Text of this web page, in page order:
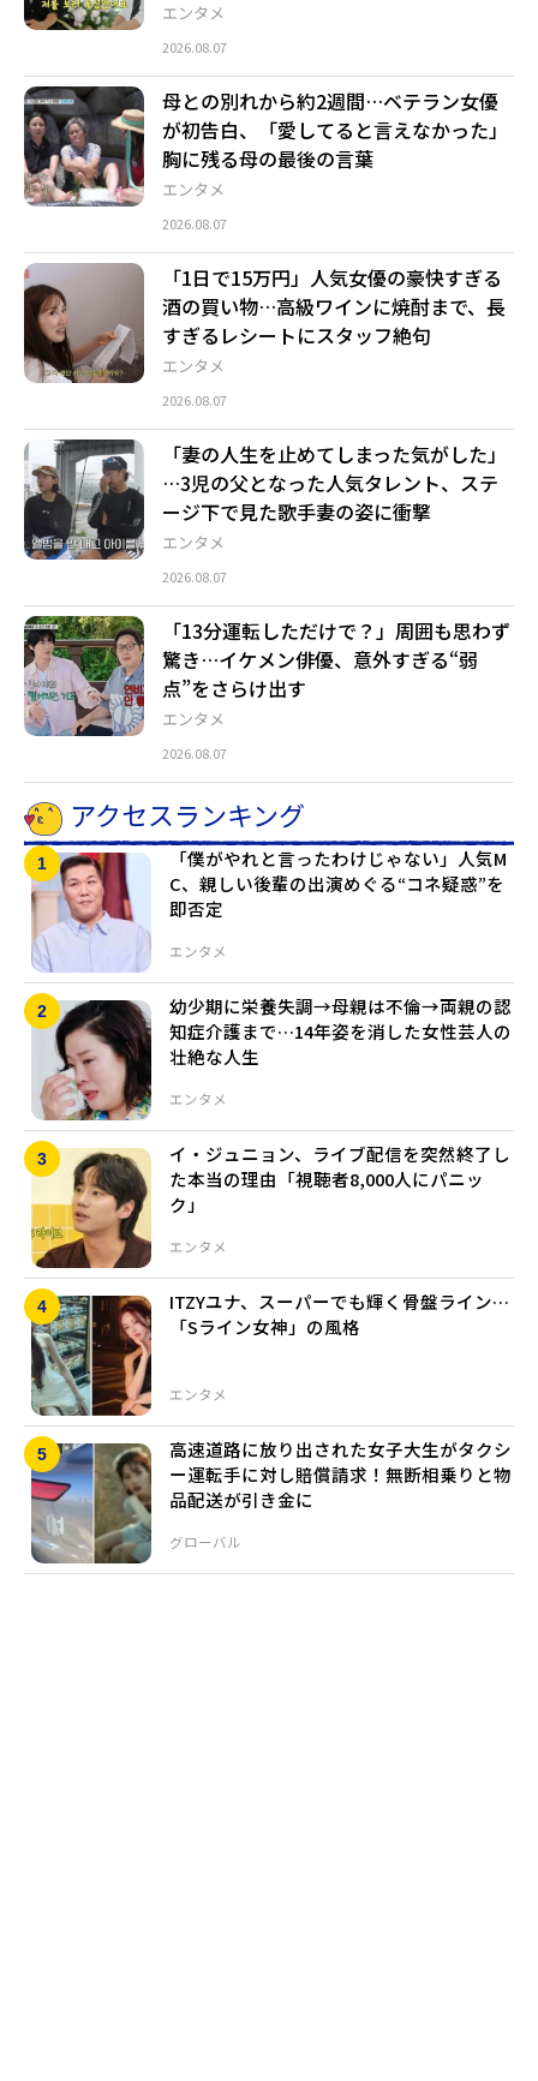
エンタメ
2026.08.07
エンタメ
母との別れから約2週間…ベテラン女優
が初告白、「愛してると言えなかった」
胸に残る母の最後の言葉
2026.08.07
エンタメ
「1日で15万円」人気女優の豪快すぎる
酒の買い物…高級ワインに焼酎まで、長
すぎるレシートにスタッフ絶句
2026.08.07
エンタメ
「妻の人生を止めてしまった気がした」
…3児の父となった人気タレント、ステ
ージ下で見た歌手妻の姿に衝撃
2026.08.07
エンタメ
「13分運転しただけで？」周囲も思わず
驚き…イケメン俳優、意外すぎる“弱
点”をさらけ出す
2026.08.07
アクセスランキング
エンタメ
「僕がやれと言ったわけじゃない」人気M
C、親しい後輩の出演めぐる“コネ疑惑”を
即否定
エンタメ
幼少期に栄養失調→母親は不倫→両親の認
知症介護まで…14年姿を消した女性芸人の
壮絶な人生
エンタメ
イ・ジュニョン、ライブ配信を突然終了し
た本当の理由「視聴者8,000人にパニッ
ク」
エンタメ
ITZYユナ、スーパーでも輝く骨盤ライン…
「Sライン女神」の風格
グローバル
高速道路に放り出された女子大生がタクシ
ー運転手に対し賠償請求！無断相乗りと物
品配送が引き金に